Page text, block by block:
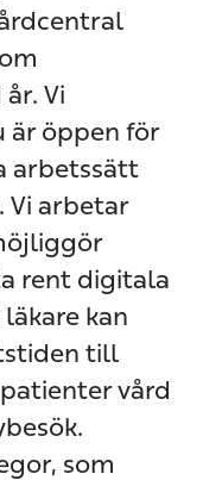
Vi
är öppen för
arbetssätt
Vi arbetar
rent digitala
kan
till
vård
som